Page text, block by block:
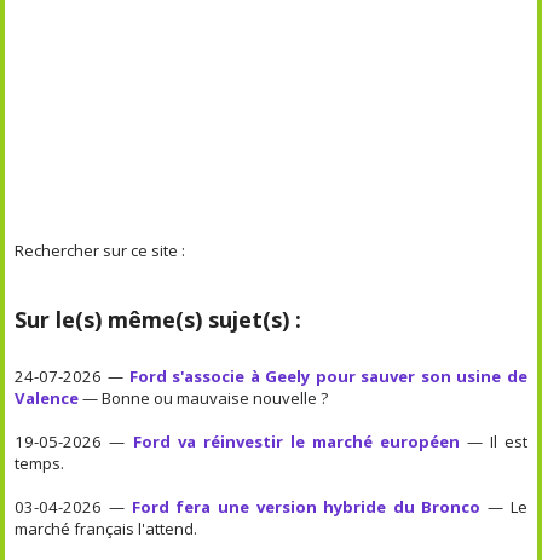
Rechercher sur ce site :
Sur le(s) même(s) sujet(s) :
24-07-2026 — Ford s'associe à Geely pour sauver son usine de
Valence— Bonne ou mauvaise nouvelle ?
19-05-2026 — Ford va réinvestir le marché européen — Il est
temps.
03-04-2026 — Ford fera une version hybride du Bronco — Le
marché français l'attend.